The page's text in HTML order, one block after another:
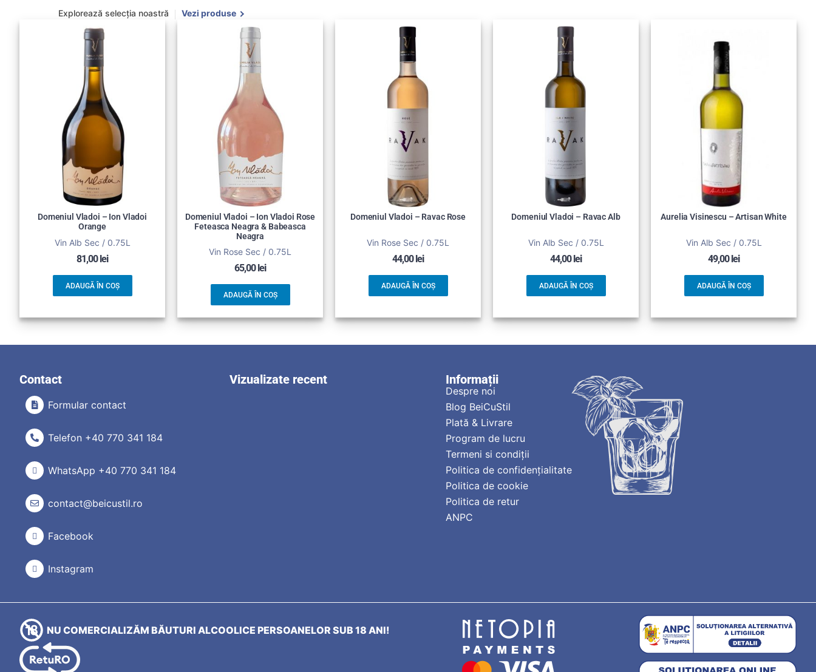
Explorează selecția noastră Vezi produse
Domeniul Vladoi – Ion Vladoi
Orange
Vin Alb Sec / 0.75L
81,00lei
ADAUGĂ ÎN COȘ
Domeniul Vladoi – Ion Vladoi Rose
Feteasca Neagra & Babeasca
Neagra
Vin Rose Sec / 0.75L
65,00lei
ADAUGĂ ÎN COȘ
Domeniul Vladoi – Ravac Rose
Vin Rose Sec / 0.75L
44,00lei
ADAUGĂ ÎN COȘ
Domeniul Vladoi – Ravac Alb
Vin Alb Sec / 0.75L
44,00lei
ADAUGĂ ÎN COȘ
Aurelia Visinescu – Artisan White
Vin Alb Sec / 0.75L
49,00lei
ADAUGĂ ÎN COȘ
Contact
Formular contact
Telefon +40 770 341 184
WhatsApp +40 770 341 184
contact@beicustil.ro
Facebook
Instagram
Vizualizate recent Informații
Despre noi
Blog BeiCuStil
Plată & Livrare
Program de lucru
Termeni si condiții
Politica de confidențialitate
Politica de cookie
Politica de retur
ANPC
NU COMERCIALIZĂM BĂUTURI ALCOOLICE PERSOANELOR SUB 18 ANI!